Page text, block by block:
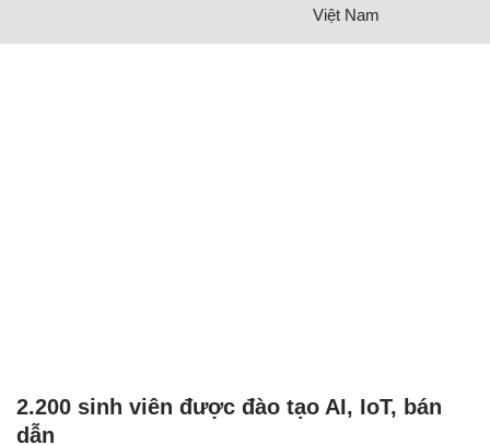
Việt Nam
2.200 sinh viên được đào tạo AI, IoT, bán
dẫn